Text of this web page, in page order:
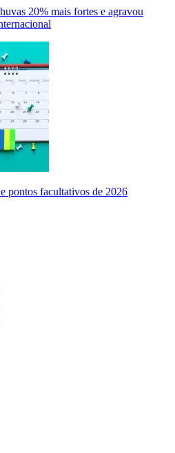
20% mais fortes e agravou
pontos facultativos de 2026